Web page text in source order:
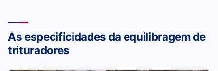
As especificidades da equilibragem de
trituradores